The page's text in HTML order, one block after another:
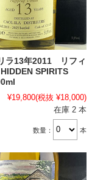
ラ13年2011 リフィ
SPIRITS
¥19,800(税抜 ¥18,000)
在庫 2 本
数量： 本